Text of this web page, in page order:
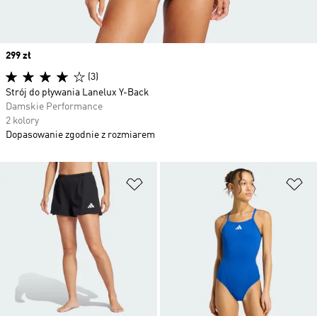
Dodaj do listy życzeń
Price
299 zł
(3)
Strój do pływania Lanelux Y-Back
Damskie Performance
2 kolory
Dopasowanie zgodnie z rozmiarem